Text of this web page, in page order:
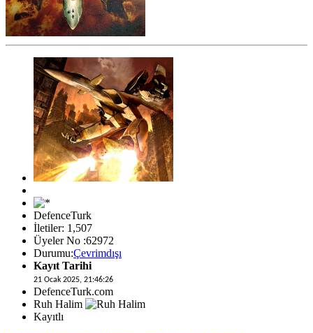
DefenceTurk
İletiler: 1,507
Üyeler No :62972
Durumu:Çevrimdışı
Kayıt Tarihi
21 Ocak 2025, 21:46:26
DefenceTurk.com
Ruh Halim
Kayıtlı